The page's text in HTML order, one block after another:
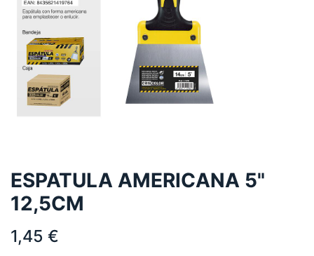
ESPATULA AMERICANA 5"
12,5CM
1,45 €